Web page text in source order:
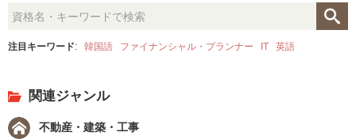
注目キーワード: 韓国語 ファイナンシャル・プランナー IT 英語
関連ジャンル
不動産・建築・工事